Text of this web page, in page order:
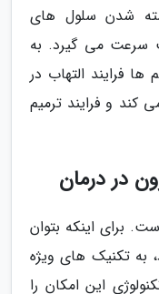
شدن سلول های
سرعت می گیرد. به
فرایند التهاب در
و فرایند ترمیم
در درمان
برای اینکه بتوان
به تکنیک های ویژه
این امکان را